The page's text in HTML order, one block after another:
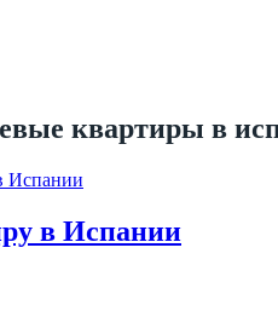
квартиры в
в Испании